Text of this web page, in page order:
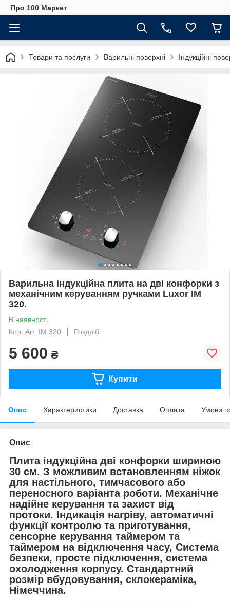
Про 100 Маркет
Товари та послуги Варильні поверхні Індукційні
Варильна індукційна плита на дві конфорки з
механічним керуванням ручками Luxor IM
320.
В наявності
Код: Art: IM 320
Роздріб
5 600 ₴
Купити
Опис Характеристики Доставка Оплата Умови
Опис
Плита індукційна дві конфорки шириною
30 см. З можливим встановленням ніжок
для настільного, тимчасового або
переносного варіанта роботи. Механічне
надійне керування та захист від
протоки. Індикація нагріву, автоматичні
функції контролю та приготування,
сенсорне керування таймером та
таймером на відключення часу, Система
безпеки, просте підключення, система
охолодження корпусу. Стандартний
розмір вбудовування, склокераміка,
Німеччина.